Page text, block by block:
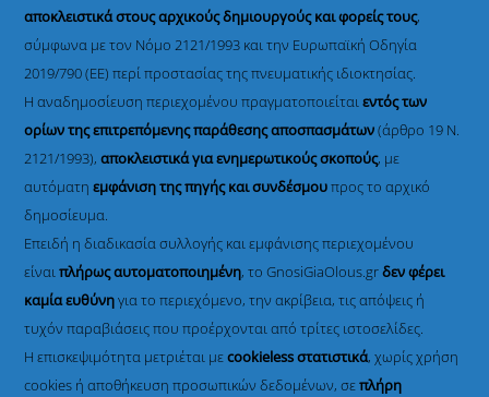
αποκλειστικά στους αρχικούς δημιουργούς και φορείς τους,
σύμφωνα με τον Νόμο 2121/1993 και την Ευρωπαϊκή Οδηγία
2019/790 (ΕΕ) περί προστασίας της πνευματικής ιδιοκτησίας.
Η αναδημοσίευση περιεχομένου πραγματοποιείταιεντός των
ορίων της επιτρεπόμενης παράθεσης αποσπασμάτων(άρθρο 19 Ν.
2121/1993), αποκλειστικά για ενημερωτικούς σκοπούς, με
αυτόματηεμφάνιση της πηγής και συνδέσμουπρος το αρχικό
δημοσίευμα.
Επειδή η διαδικασία συλλογής και εμφάνισης περιεχομένου
είναιπλήρως αυτοματοποιημένη, το GnosiGiaOlous.grδεν φέρει
καμία ευθύνηγια το περιεχόμενο, την ακρίβεια, τις απόψεις ή
τυχόν παραβιάσεις που προέρχονται από τρίτες ιστοσελίδες.
Η επισκεψιμότητα μετριέται μεcookieless στατιστικά, χωρίς χρήση
cookies ή αποθήκευση προσωπικών δεδομένων, σεπλήρη